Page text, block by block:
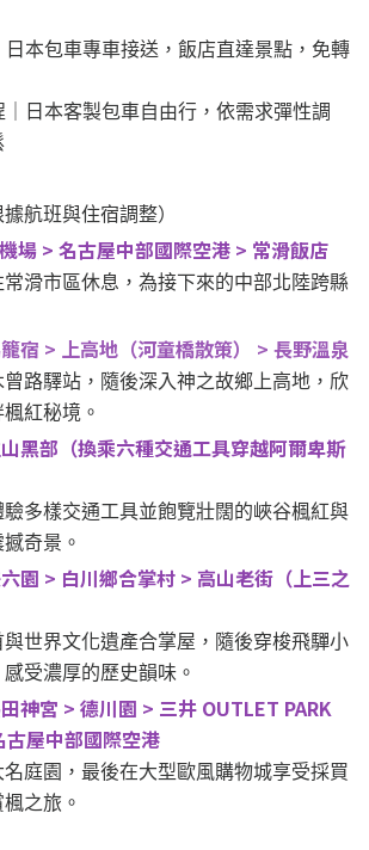
本包車專車接送，飯店直達景點，免轉
日本客製包車自由行，依需求彈性調
航班與住宿調整）
場 > 名古屋中部國際空港 > 常滑飯店
滑市區休息，為接下來的中部北陸跨縣
宿 > 上高地（河童橋散策） > 長野溫泉
路驛站，隨後深入神之故鄉上高地，欣
紅秘境。
黑部（換乘六種交通工具穿越阿爾卑斯
多樣交通工具並飽覽壯闊的峽谷楓紅與
奇景。
園 > 白川鄉合掌村 > 高山老街（上三之
世界文化遺產合掌屋，隨後穿梭飛驒小
受濃厚的歷史韻味。
神宮 > 德川園 > 三井 OUTLET PARK
屋中部國際空港
庭園，最後在大型歐風購物城享受採買
之旅。